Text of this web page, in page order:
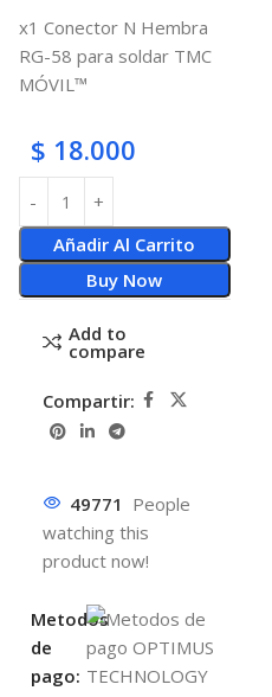
x1 Conector N Hembra
RG-58 para soldar TMC
MÓVIL™
$ 18.000
Añadir Al Carrito
Buy Now
Add to
compare
Compartir:
49771 People
watching this
product now!
Metodos
de
pago: